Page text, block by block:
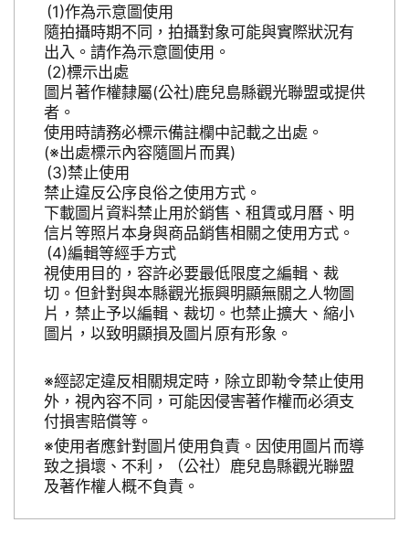
作為示意圖使用
隨拍攝時期不同，拍攝對象可能與實際狀況有
出入。請作為示意圖使用。
標示出處
圖片著作權隸屬(公社)鹿兒島縣觀光聯盟或提供
者。
使用時請務必標示備註欄中記載之出處。
(※出處標示內容隨圖片而異)
禁止使用
禁止違反公序良俗之使用方式。
下載圖片資料禁止用於銷售、租賃或月曆、明
信片等照片本身與商品銷售相關之使用方式。
編輯等經手方式
視使用目的，容許必要最低限度之編輯、裁
切。但針對與本縣觀光振興明顯無關之人物圖
片，禁止予以編輯、裁切。也禁止擴大、縮小
圖片，以致明顯損及圖片原有形象。
※經認定違反相關規定時，除立即勒令禁止使用
外，視內容不同，可能因侵害著作權而必須支
付損害賠償等。
※使用者應針對圖片使用負責。因使用圖片而導
致之損壞、不利，（公社）鹿兒島縣觀光聯盟
及著作權人概不負責。